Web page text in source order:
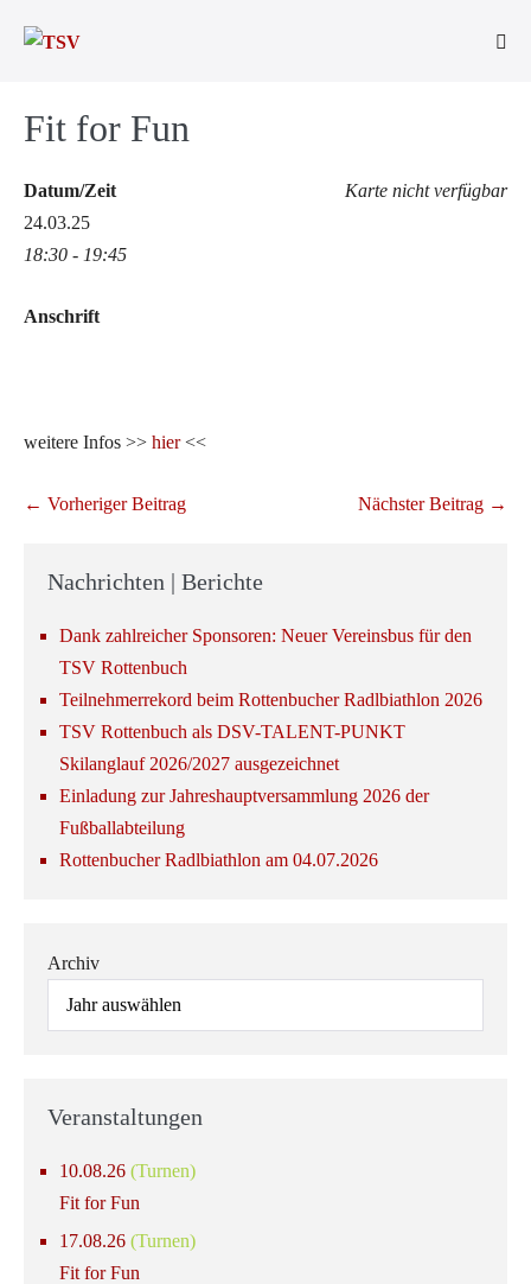
Inhalt
Fit for Fun
Karte nicht verfügbar
Datum/Zeit
24.03.25
18:30 - 19:45
Anschrift
weitere Infos >> hier<<
Beitragsnavigation
← Vorheriger Beitrag Nächster Beitrag →
Nachrichten | Berichte
Dank zahlreicher Sponsoren: Neuer Vereinsbus für den
TSV Rottenbuch
Teilnehmerrekord beim Rottenbucher Radlbiathlon 2026
TSV Rottenbuch als DSV-TALENT-PUNKT
Skilanglauf 2026/2027 ausgezeichnet
Einladung zur Jahreshauptversammlung 2026 der
Fußballabteilung
Rottenbucher Radlbiathlon am 04.07.2026
Archiv
Veranstaltungen
10.08.26 (Turnen)
Fit for Fun
17.08.26 (Turnen)
Fit for Fun